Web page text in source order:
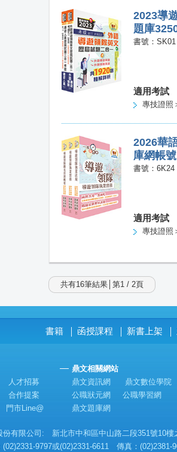
2023導
題庫
書號：SK01
適用考試
專技證照
2026華
庫網帳
書號：6K24
適用考試
專技證照
共有16筆結果│第1 / 2頁
書籍 函授課程 新書上架
人才招募
合作提案
門市Line@
鼎文相關網站
鼎文資訊網
鼎文數位學院
公職狀元網
公職學習網
鼎文題庫網
份有限公司: 新北市中和區中山路二段351號10
(02)2331-9797或(02)2331-6611 傳真：(02)2381-